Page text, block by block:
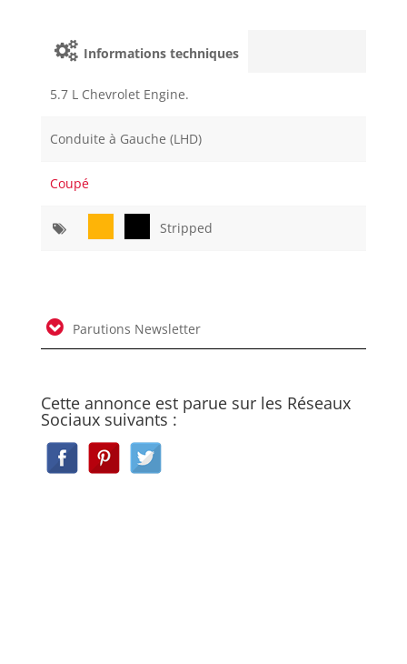
Informations techniques
5.7 L Chevrolet Engine.
Conduite à Gauche (LHD)
Coupé
Stripped
Parutions Newsletter
Cette annonce est parue sur les Réseaux
Sociaux suivants :